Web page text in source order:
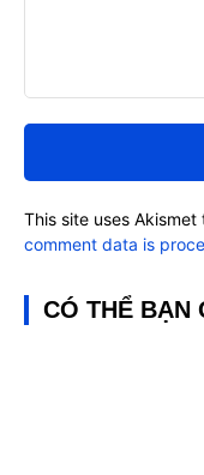
This site uses
comment data is
CÓ THỂ BẠN